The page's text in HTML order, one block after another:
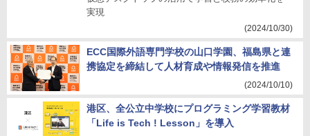
実現
(2024/10/30)
ECC国際外語専門学校の山口学園、福島県と連
携協定を締結して人材育成や情報発信を推進
(2024/10/10)
港区、全公立中学校にプログラミング学習教材
「Life is Tech ! Lesson」を導入